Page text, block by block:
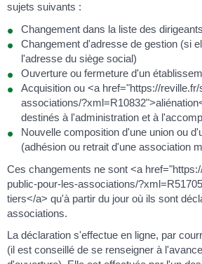
sujets suivants :
Changement dans la liste des dirigeants
Changement d'adresse de gestion (si
l'adresse du siège social)
Ouverture ou fermeture d'un
Acquisition ou <a href="https://
associations/
destinés à l'administration et à
Nouvelle composition d'une union ou
(adhésion ou retrait d'une association
Ces changements ne sont <a
public-pour-les-associations/
tiers</a> qu'à partir du jour où ils sont
associations.
La déclaration s'effectue en ligne, par
(il est conseillé de se renseigner à